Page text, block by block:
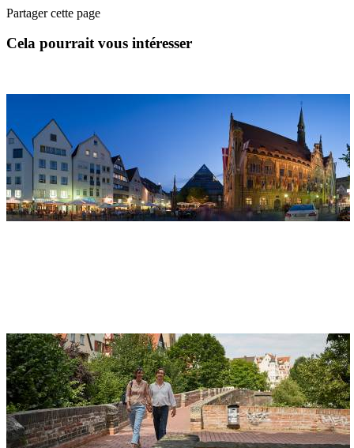
Partager cette page
Cela pourrait vous intéresser